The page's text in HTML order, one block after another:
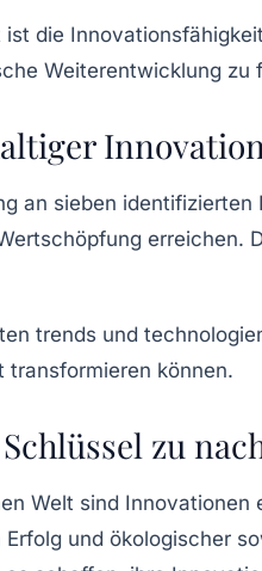
ist die
Weiterentwicklung zu
an sieben identifizierten
erreichen.
zu
Welt sind Innovationen
und ökologischer